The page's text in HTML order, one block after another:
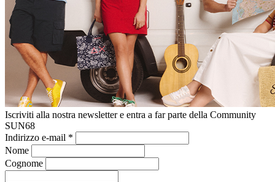
Iscriviti alla nostra newsletter e entra a far parte della Community
SUN68
Indirizzo e-mail *
Nome
Cognome